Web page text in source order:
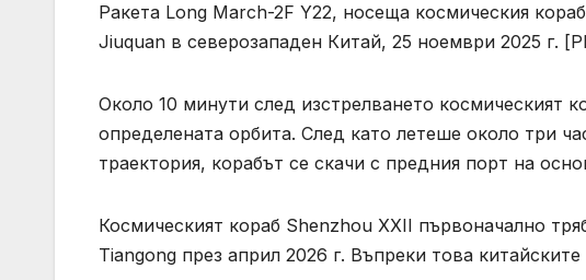
Ракета Long March-2F Y22, носеща космическия
Jiuquan в северозападен Китай, 25 ноември 2025 г.
Около 10 минути след изстрелването космическият
определената орбита. След като летеше около три
траектория, корабът се скачи с предния порт на
Космическият кораб Shenzhou XXII първоначално
Tiangong през април 2026 г. Въпреки това